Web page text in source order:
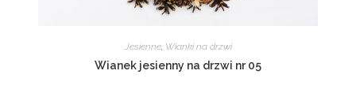
Jesienne, Wianki na drzwi
Wianek jesienny na drzwi nr 05